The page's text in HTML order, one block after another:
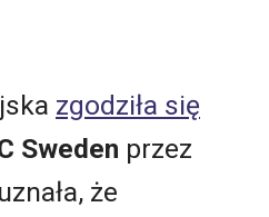
zgodziła się
Sweden przez
że